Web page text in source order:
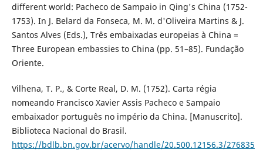
different world: Pacheco de Sampaio in Qing's China (1752-
1753). In J. Belard da Fonseca, M. M. d'Oliveira Martins & J.
Santos Alves (Eds.), Três embaixadas europeias à China =
Three European embassies to China (pp. 51–85). Fundação
Oriente.
Vilhena, T. P., & Corte Real, D. M. (1752). Carta régia
nomeando Francisco Xavier Assis Pacheco e Sampaio
embaixador português no império da China. [Manuscrito].
Biblioteca Nacional do Brasil.
https://bdlb.bn.gov.br/acervo/handle/20.500.12156.3/276835